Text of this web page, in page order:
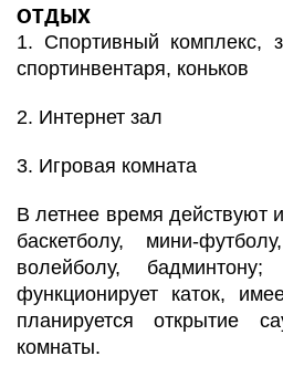
ОТДЫХ
1. Спортивный комплекс,
спортинвентаря, коньков
2. Интернет зал
3. Игровая комната
В летнее время действуют
баскетболу, мини-
волейболу,
функционирует каток,
планируется открытие
комнаты.